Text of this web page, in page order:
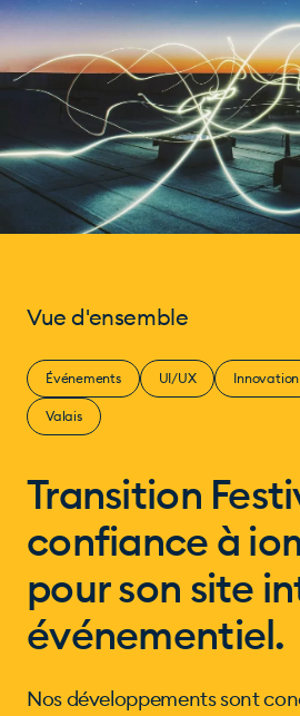
Vue d'ensemble
Événements UI/UX Innovation
Valais
Transition
confiance à
pour son site
événementiel.
Nos développements sont